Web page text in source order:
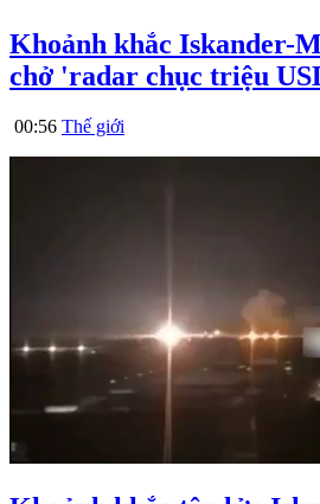
Khoảnh khắc Iskander-
chở 'radar chục triệu
00:56 Thế giới